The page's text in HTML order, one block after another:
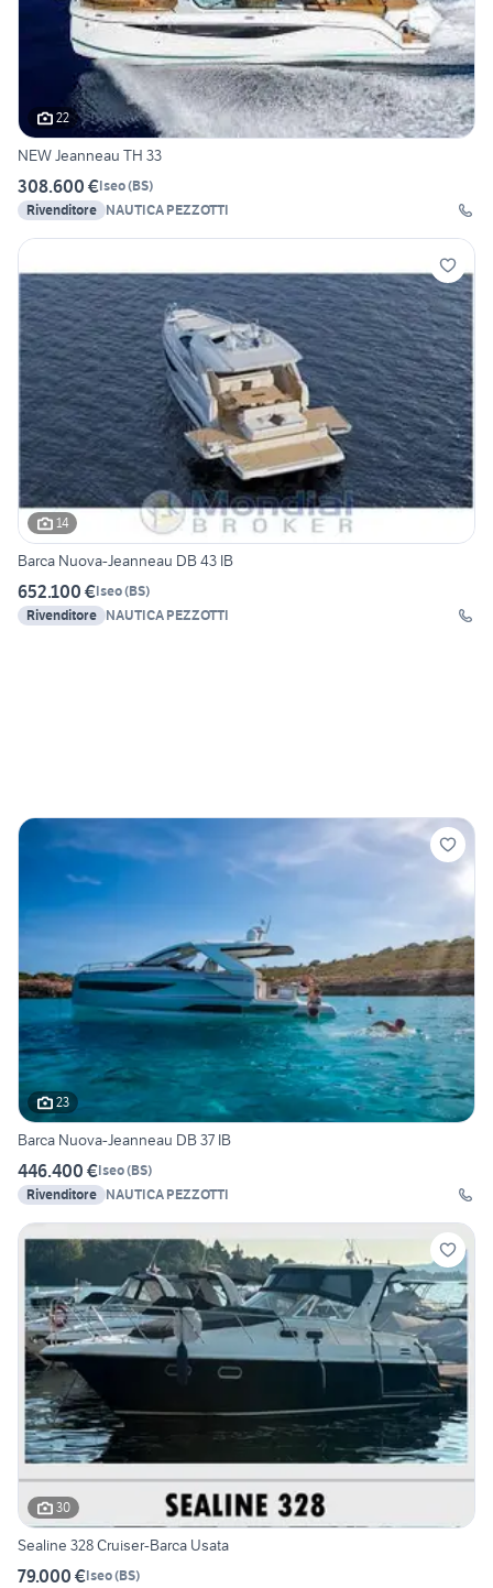
22
NEW Jeanneau TH 33
308.600 €Iseo(BS)
Rivenditore NAUTICA PEZZOTTI
14
Barca Nuova-Jeanneau DB 43 IB
652.100 €Iseo(BS)
Rivenditore NAUTICA PEZZOTTI
23
Barca Nuova-Jeanneau DB 37 IB
446.400 €Iseo(BS)
Rivenditore NAUTICA PEZZOTTI
30
Sealine 328 Cruiser-Barca Usata
79.000 €Iseo(BS)